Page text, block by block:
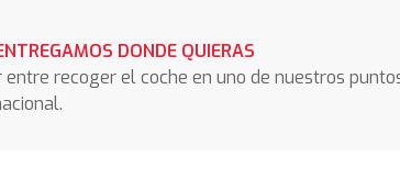
DONDE QUIERAS
recoger el coche en uno de nuestros